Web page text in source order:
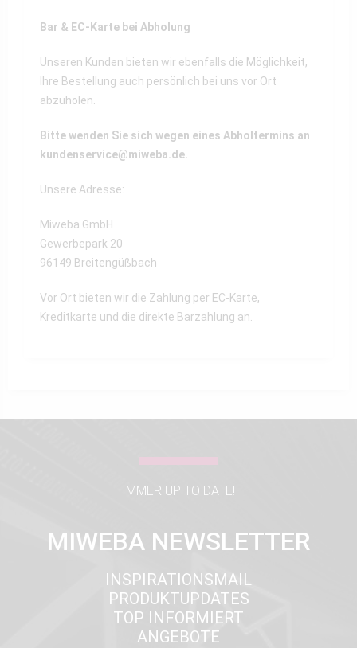
Bar & EC-Karte bei Abholung
Unseren Kunden bieten wir ebenfalls die Möglichkeit,
Ihre Bestellung auch persönlich bei uns vor Ort
abzuholen.
Bitte wenden Sie sich wegen eines Abholtermins an
kundenservice@miweba.de.
Unsere Adresse:
Miweba GmbH
Gewerbepark 20
96149 Breitengüßbach
Vor Ort bieten wir die Zahlung per EC-Karte,
Kreditkarte und die direkte Barzahlung an.
IMMER UP TO DATE!
MIWEBA NEWSLETTER
INSPIRATIONSMAIL
PRODUKTUPDATES
TOP INFORMIERT
ANGEBOTE